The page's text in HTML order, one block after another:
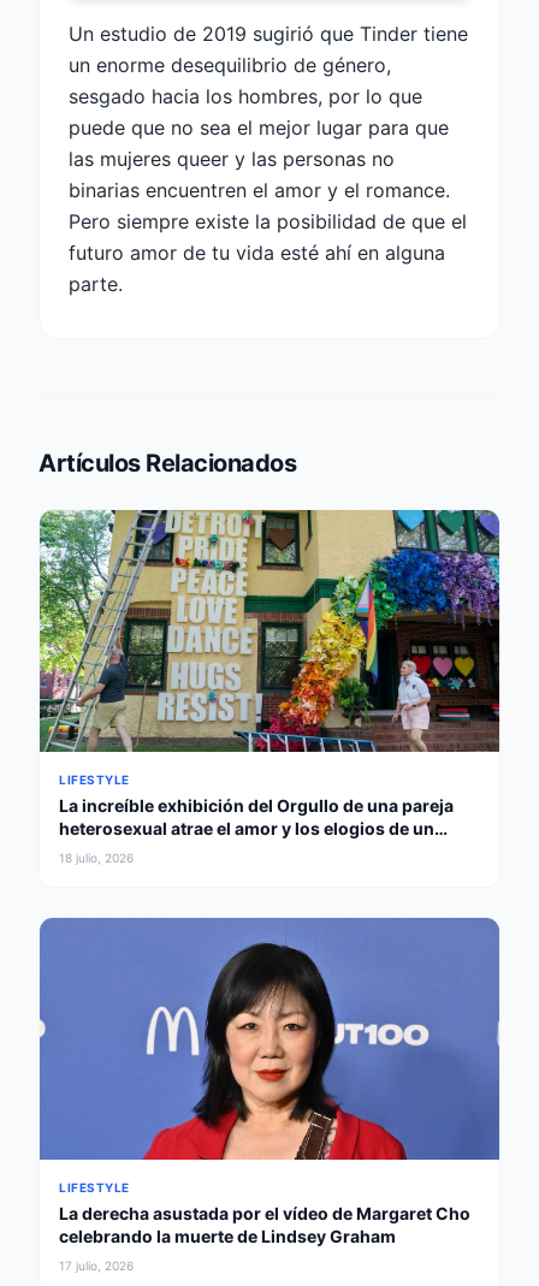
Un estudio de 2019 sugirió que Tinder tiene
un enorme desequilibrio de género,
sesgado hacia los hombres, por lo que
puede que no sea el mejor lugar para que
las mujeres queer y las personas no
binarias encuentren el amor y el romance.
Pero siempre existe la posibilidad de que el
futuro amor de tu vida esté ahí en alguna
parte.
Artículos Relacionados
LIFESTYLE
La increíble exhibición del Orgullo de una pareja
heterosexual atrae el amor y los elogios de un
gobernador
18 julio, 2026
LIFESTYLE
La derecha asustada por el vídeo de Margaret Cho
celebrando la muerte de Lindsey Graham
17 julio, 2026